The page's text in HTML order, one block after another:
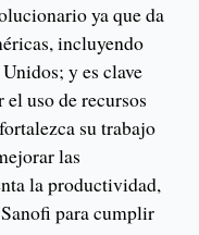
ya que da
incluyendo
y es clave
uso de recursos
su trabajo
las
la productividad,
para cumplir